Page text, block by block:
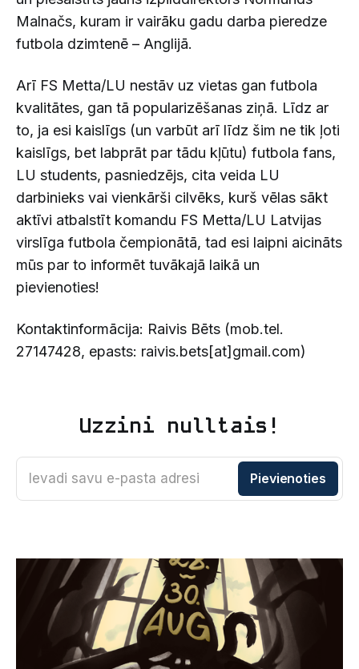
Malnačs, kuram ir vairāku gadu darba pieredze
futbola dzimtenē – Anglijā.
Arī FS Metta/LU nestāv uz vietas gan futbola
kvalitātes, gan tā popularizēšanas ziņā. Līdz ar
to, ja esi kaislīgs (un varbūt arī līdz šim ne tik ļoti
kaislīgs, bet labprāt par tādu kļūtu) futbola fans,
LU students, pasniedzējs, cita veida LU
darbinieks vai vienkārši cilvēks, kurš vēlas sākt
aktīvi atbalstīt komandu FS Metta/LU Latvijas
virslīga futbola čempionātā, tad esi laipni aicināts
mūs par to informēt tuvākajā laikā un
pievienoties!
Kontaktinformācija: Raivis Bēts (mob.tel.
27147428, epasts: raivis.bets[at]gmail.com)
Uzzini nulltais!
Ievadi savu e-pasta adresi Pievienoties